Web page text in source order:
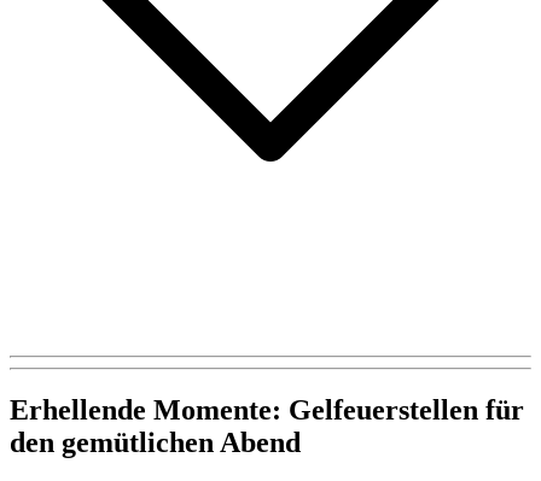
Erhellende Momente: Gelfeuerstellen für
den gemütlichen Abend